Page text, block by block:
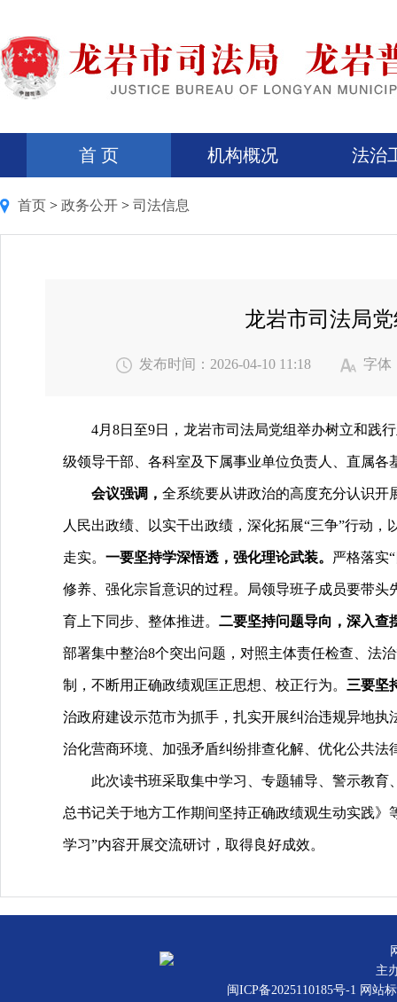
首 页 机构概况 法治
首页 > 政务公开 > 司法信息
龙岩市司法局
发布时间：2026-04-10 11:18 字体
4月8日至9日，龙岩市司法局党组举办树立和践行
级领导干部、各科室及下属事业单位负责人、直属各
会议强调， 全系统要从讲政治的高度充分认识开
人民出政绩、以实干出政绩，深化拓展“三争”行动
走实。 一要坚持学深悟透，强化理论武装。 严格落实
修养、强化宗旨意识的过程。局领导班子成员要带头
育上下同步、整体推进。 二要坚持问题导向，深入查
部署集中整治8个突出问题，对照主体责任检查、法
制，不断用正确政绩观匡正思想、校正行为。 三要坚
治政府建设示范市为抓手，扎实开展纠治违规异地
治化营商环境、加强矛盾纠纷排查化解、优化公共
此次读书班采取集中学习、专题辅导、警示教育
总书记关于地方工作期间坚持正确政绩观生动实践
学习”内容开展交流研讨，取得良好成效。
主
闽ICP备2025110185号-1 网站